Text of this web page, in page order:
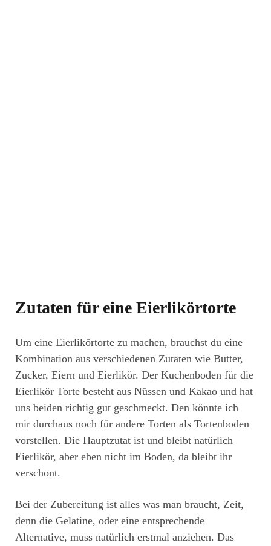
Zutaten für eine Eierlikörtorte
Um eine Eierlikörtorte zu machen, brauchst du eine
Kombination aus verschiedenen Zutaten wie Butter,
Zucker, Eiern und Eierlikör. Der Kuchenboden für die
Eierlikör Torte besteht aus Nüssen und Kakao und hat
uns beiden richtig gut geschmeckt. Den könnte ich
mir durchaus noch für andere Torten als Tortenboden
vorstellen. Die Hauptzutat ist und bleibt natürlich
Eierlikör, aber eben nicht im Boden, da bleibt ihr
verschont.
Bei der Zubereitung ist alles was man braucht, Zeit,
denn die Gelatine, oder eine entsprechende
Alternative, muss natürlich erstmal anziehen. Das